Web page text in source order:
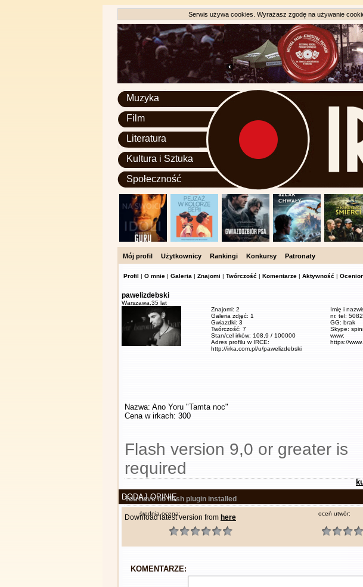
Serwis używa cookies. Wyrażasz zgodę na używanie
Muzyka
Film
Literatura
Kultura i Sztuka
Społeczność
Mój profil Użytkownicy Rankingi Konkursy Patronaty
Profil | O mnie | Galeria | Znajomi | Twórczość | Komentarze | Aktywność |
pawelizdebski
Warszawa, 35 lat
Znajomi: 2
Galeria zdjęć: 1
Gwiazdki: 3
Twórczość: 7
Stan/cel irków: 108,9 / 100000
Adres profilu w IRCE:
http://irka.com.pl/u/pawelizdebski
Imię i
nr. tel:
GG: brak
Skype:
www:
https://
Nazwa: Ano Yoru "Tamta noc"
Cena w irkach: 300
Flash version 9,0 or greater is
required
You have no flash plugin installed
Download latest version from here
DODAJ OPINIĘ
średnia ocena: oceń utwór:
KOMENTARZE: